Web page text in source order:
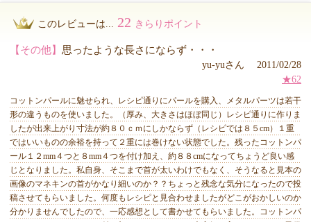
このレビューは... 22 きらりポイント
【その他】 思ったような長さにならず・・・
yu-yuさん 2011/02/28
★62
コットンパールに魅せられ、レシピ通りにパールを購入、メタルパーツは若干
形の違うものを使いました。（厚み、大きさはほぼ同じ）レシピ通りに作りま
したが出来上がり寸法が約８０ｃｍにしかならず（レシピでは８５cm）１重
ではいいものの余裕を持って２重には巻けない状態でした。残ったコットンパ
ール１２mm４つと８mm４つを付け加え、約８８cmになってちょうど良い感
じとなりました。私自身、そこまで首が太いわけでもなく、そうなると見本の
画像のマネキンの首がかなり細いのか？？ちょっと残念な気分になったので投
稿させてもらいました。何度もレシピと見合わせましたがどこがおかしいのか
分かりませんでしたので、一応感想として書かせてもらいました。コットンパ